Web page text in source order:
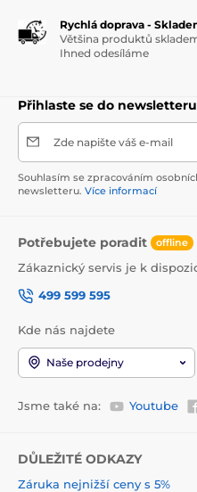
Rychlá doprava -
Většina produktů
Ihned odesíláme
Přihlaste se do newsletteru
Zde napište váš e-mail
Souhlasím se zpracováním
newsletteru. Více informací
Potřebujete poradit offline
Zákaznický servis je k
499 599 595
Kde nás najdete
Naše prodejny
Jsme také na: Youtube
DŮLEŽITÉ ODKAZY
Záruka nejnižší ceny s 5%